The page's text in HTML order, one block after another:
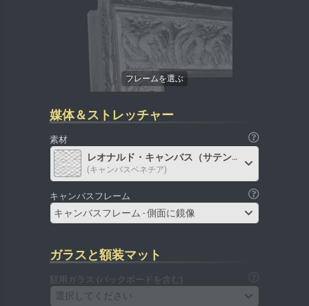
媒体＆ストレッチャー
素材
レオナルド・キャンバス（サテン）
(キャンバスベネチア)
キャンバスフレーム
キャンバスフレーム - 側面に鏡像
ガラスと額装マット
額用ガラス (バックボードを含む)
選択してください